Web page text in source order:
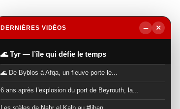
DERNIÈRES VIDÉOS − ×
🌊 Tyr — l’île qui défie le temps
🌊 De Byblos à Afqa, un fleuve porte le...
6 ans après l’explosion du port de Beyrouth, la...